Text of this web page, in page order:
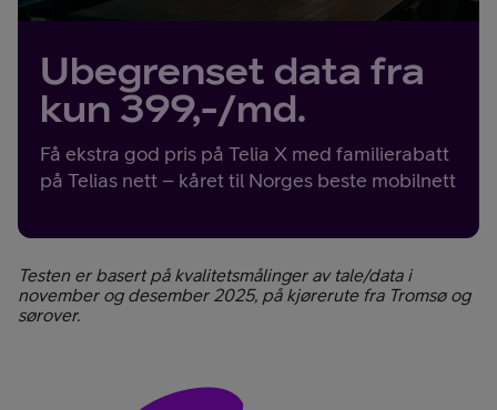
Ubegrenset data fra
kun 399,-/md.
Få ekstra god pris på Telia X med familierabatt
på Telias nett – kåret til Norges beste mobilnett
Testen er basert på kvalitetsmålinger av tale/data i
november og desember 2025, på kjørerute fra Tromsø og
sørover.